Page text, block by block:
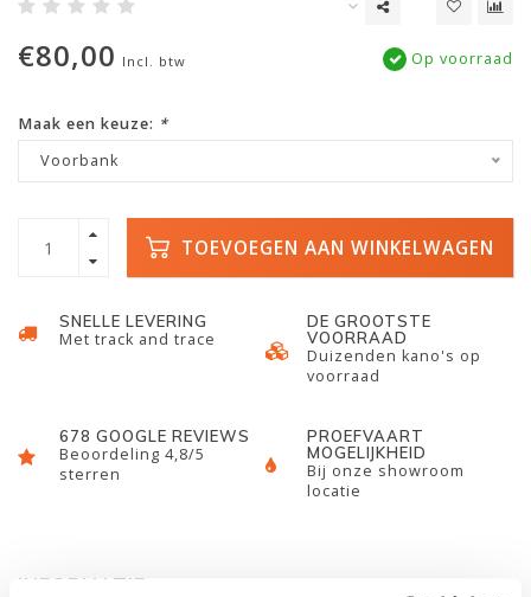
€80,00 Incl. btw Op voorraad
Maak een keuze: *
Voorbank
TOEVOEGEN AAN WINKELWAGEN
SNELLE LEVERING
Met track and trace
DE GROOTSTE
VOORRAAD
Duizenden kano's op
voorraad
678 GOOGLE REVIEWS
Beoordeling 4,8/5
sterren
PROEFVAART
MOGELIJKHEID
Bij onze showroom
locatie
INFORMATIE